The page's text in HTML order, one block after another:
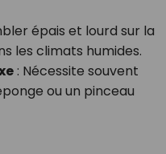
épais et lourd sur la
les climats humides.
: Nécessite souvent
ou un pinceau